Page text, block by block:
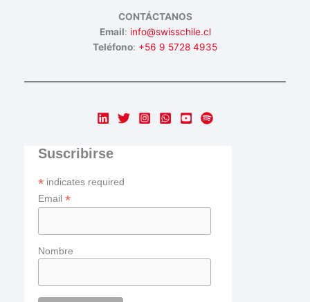
CONTÁCTANOS
Email: info@swisschile.cl
Teléfono: +56 9 5728 4935
Suscribirse
* indicates required
Email *
Nombre